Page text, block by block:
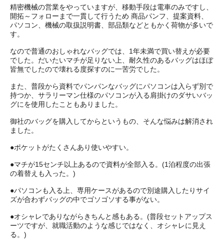
精密機械の営業をやっていますが、移動手段は電車のみですし、
開拓～フォローまで一貫して行うため 商品パンフ、提案資料、
パソコン、機械の取扱説明書、部品類などともかく荷物が多いで
す。
なので普通のおしゃれなバッグでは、1年未満で買い替えが必要
でした。だいたいマチが足りない上、耐久性のあるバッグはほぼ
皆無でしたので壊れる度探すのに一苦労でした。
また、普段から資料でパンパンなバッグにパソコンは入らず別で
持つか、サラリーマン仕様のパソコンが入る肩掛けのダサいバッ
グにを使用したこともありました。
御社のバッグを購入してからというもの、そんな悩みは解消され
ました。
●ポケットがたくさんあり使いやすい。
●マチが15センチ以上あるので資料が全部入る。(1泊程度の出張
の着替えも入った。)
●パソコンも入る上、専用ケースがあるので別途購入したりサイ
ズが合わずバッグの中でゴソゴソする事がない。
●オシャレでありながらきちんと感もある。(普段セットアップス
ーツですが、就職活動のような感じではなく、オシャレに見え
る。)